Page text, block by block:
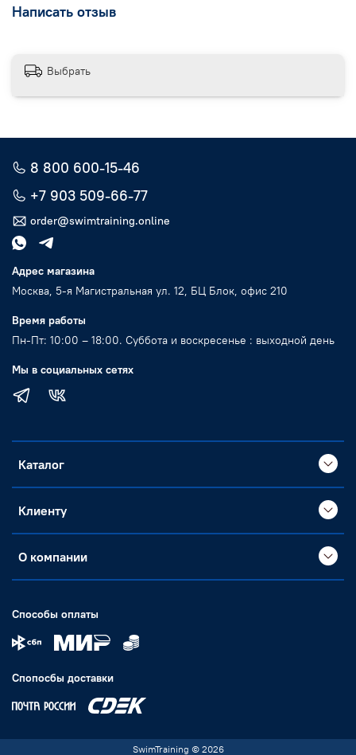
Написать отзыв
Выбрать
8 800 600-15-46
+7 903 509-66-77
order@swimtraining.online
Адрес магазина
Москва, 5-я Магистральная ул. 12, БЦ Блок, офис 210
Время работы
Пн-Пт: 10:00 – 18:00. Суббота и воскресенье : выходной день
Мы в социальных сетях
Каталог
Клиенту
О компании
Способы оплаты
Спопосбы доставки
SwimTraining © 2026